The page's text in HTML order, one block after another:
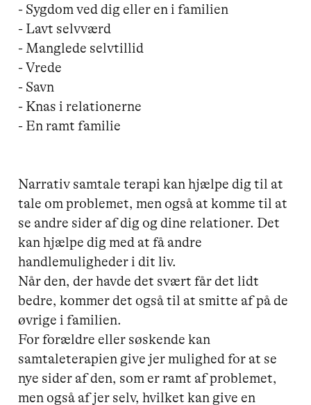
- Sygdom ved dig eller en i familien
- Lavt selvværd
- Manglede selvtillid
- Vrede
- Savn
- Knas i relationerne
- En ramt familie
Narrativ samtale terapi kan hjælpe dig til at
tale om problemet, men også at komme til at
se andre sider af dig og dine relationer. Det
kan hjælpe dig med at få andre
handlemuligheder i dit liv.
Når den, der havde det svært får det lidt
bedre, kommer det også til at smitte af på de
øvrige i familien.
For forældre eller søskende kan
samtaleterapien give jer mulighed for at se
nye sider af den, som er ramt af problemet,
men også af jer selv, hvilket kan give en